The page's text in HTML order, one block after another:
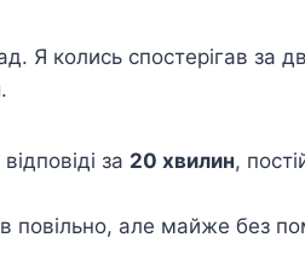
Я колись спостерігав за
.
за 20 хвилин,
повільно, але майже без